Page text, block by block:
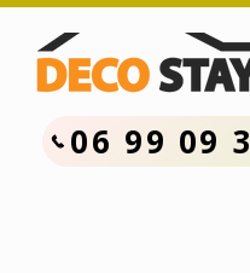
06 99 09